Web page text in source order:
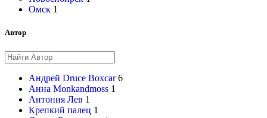
Омск 1
Автор
Андрей Druce Boxcar 6
Анна Monkandmoss 1
Антония Лев 1
Крепкий палец 1